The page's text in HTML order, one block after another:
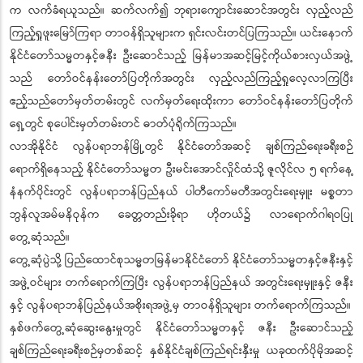
က လက်ခံရယူသည်။ ဆက်လက်၍ ဘုရားကျောင်းဆောင်အတွင်း လှည့်လည်
ကြည့်ရှုဖူးမြော်ကြရာ တာဝန်ရှိသူများက ရှင်းလင်းတင်ပြကြသည်။ ယင်းနောက်
နိုင်ငံတော်သမ္မတနှင့်ဇနီး ဦးဆောင်သည့် မြန်မာအဆင့်မြင့်ကိုယ်စားလှယ်အဖွဲ့
သည် တော်ဝင်နန်းတော်ပြတိုက်အတွင်း လှည့်လည်ကြည့်ရှုလေ့လာကြပြီး
ဧည့်သည်တော်မှတ်တမ်းတွင် လက်မှတ်ရေးထိုးကာ တော်ဝင်နန်းတော်ပြတိုက်
ရှေ့တွင် စုပေါင်းမှတ်တမ်းတင် ဓာတ်ပုံရိုက်ကြသည်။
လာအိုနိုင်ငံ လွန်ပရာဘန်မြို့တွင် နိုင်ငံတော်အဆင့် ချစ်ကြည်ရေးခရီးစဉ်
ရောက်ရှိနေသည့် နိုင်ငံတော်သမ္မတ ဦးမင်းအောင်လှိုင်ထံသို့ ဇူလိုင်လ ၅ ရက်နေ့
နံနက်ပိုင်းတွင် လွန်ပရာဘန်ပြည်နယ် ပါတီကော်မတီအတွင်းရေးမှူး မစ္စတာ
ဘွန်လူအမ်မနိဝုန်က ခေတ္တတည်းခိုရာ ဟိုတယ်၌ လာရောက်ဂါရဝပြု
တွေ့ဆုံသည်။
တွေ့ဆုံပွဲသို့ ပြည်ထောင်စုသမ္မတမြန်မာနိုင်ငံတော် နိုင်ငံတော်သမ္မတနှင့်ဇနီးနှင့်
အဖွဲ့ဝင်များ တက်ရောက်ကြပြီး လွန်ပရာဘန်ပြည်နယ် အတွင်းရေးမှူးနှင့် ဇနီး
နှင့် လွန်ပရာဘန်ပြည်နယ်အစိုးရအဖွဲ့မှ တာဝန်ရှိသူများ တက်ရောက်ကြသည်။
နှစ်ဖက်တွေ့ဆုံဆွေးနွေးမှုတွင် နိုင်ငံတော်သမ္မတနှင့် ဇနီး ဦးဆောင်သည့်
ချစ်ကြည်ရေးခရီးစဉ်မှတစ်ဆင့် နှစ်နိုင်ငံချစ်ကြည်ရင်းနှီးမှု ယခုထက်ပိုမိုအဆင့်